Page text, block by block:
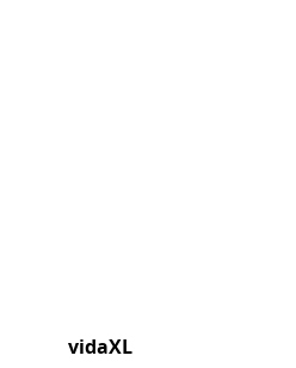
vidaXL